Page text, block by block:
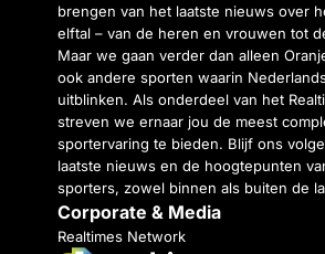
brengen van het laatste nieuws over
elftal – van de heren en vrouwen tot
Maar we gaan verder dan alleen
ook andere sporten waarin
uitblinken. Als onderdeel van het
streven we ernaar jou de meest
sportervaring te bieden. Blijf ons
laatste nieuws en de hoogtepunten
sporters, zowel binnen als buiten de
Corporate & Media
Realtimes Network